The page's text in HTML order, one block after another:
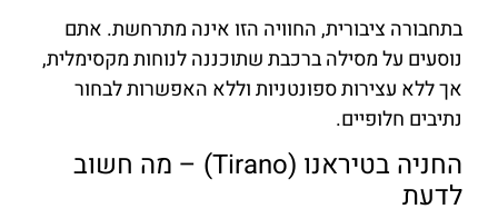
בתחבורה ציבורית, החוויה הזו אינה מתרחשת. אתם
נוסעים על מסילה ברכבת שתוכננה לנוחות מקסימלית,
אך ללא עצירות ספונטניות וללא האפשרות לבחור
נתיבים חלופיים.
החניה בטיראנו (Tirano) – מה חשוב
לדעת